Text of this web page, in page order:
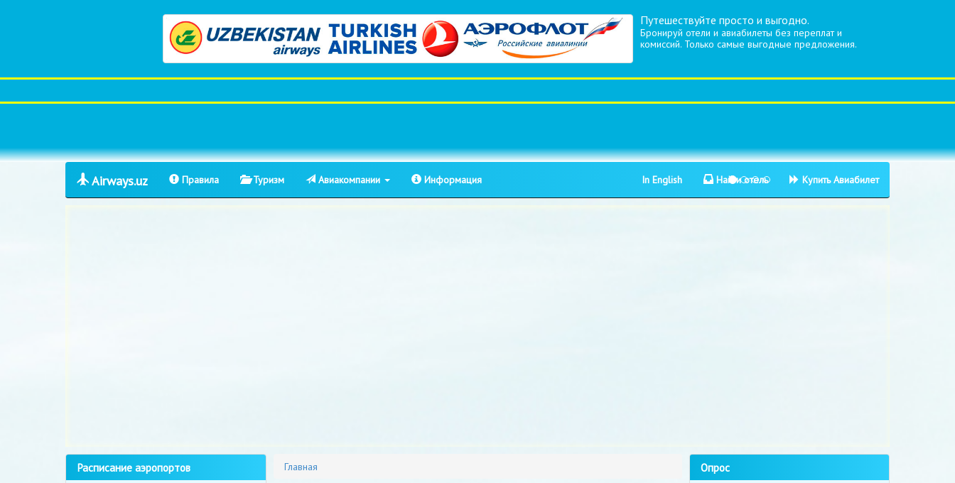
Путешествуйте просто и выгодно.
Бронируй отели и авиабилеты без переплат и
комиссий. Только самые выгодные предложения.
Airways.uz Правила Туризм Авиакомпании Информация In English Найти отель Купить Авиабилет
Главная
Расписание аэропортов Опрос